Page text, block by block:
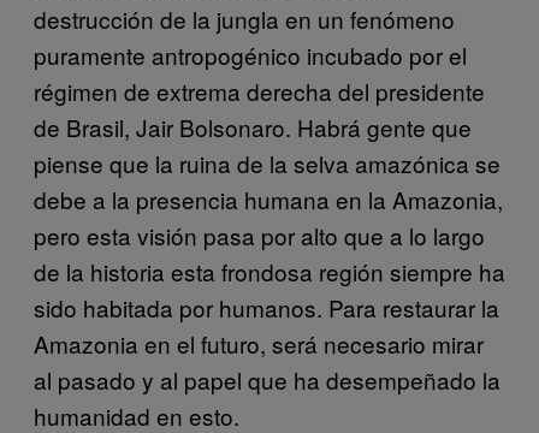
destrucción de la jungla en un fenómeno
puramente antropogénico incubado por el
régimen de extrema derecha del presidente
de Brasil, Jair Bolsonaro. Habrá gente que
piense que la ruina de la selva amazónica se
debe a la presencia humana en la Amazonia,
pero esta visión pasa por alto que a lo largo
de la historia esta frondosa región siempre ha
sido habitada por humanos. Para restaurar la
Amazonia en el futuro, será necesario mirar
al pasado y al papel que ha desempeñado la
humanidad en esto.